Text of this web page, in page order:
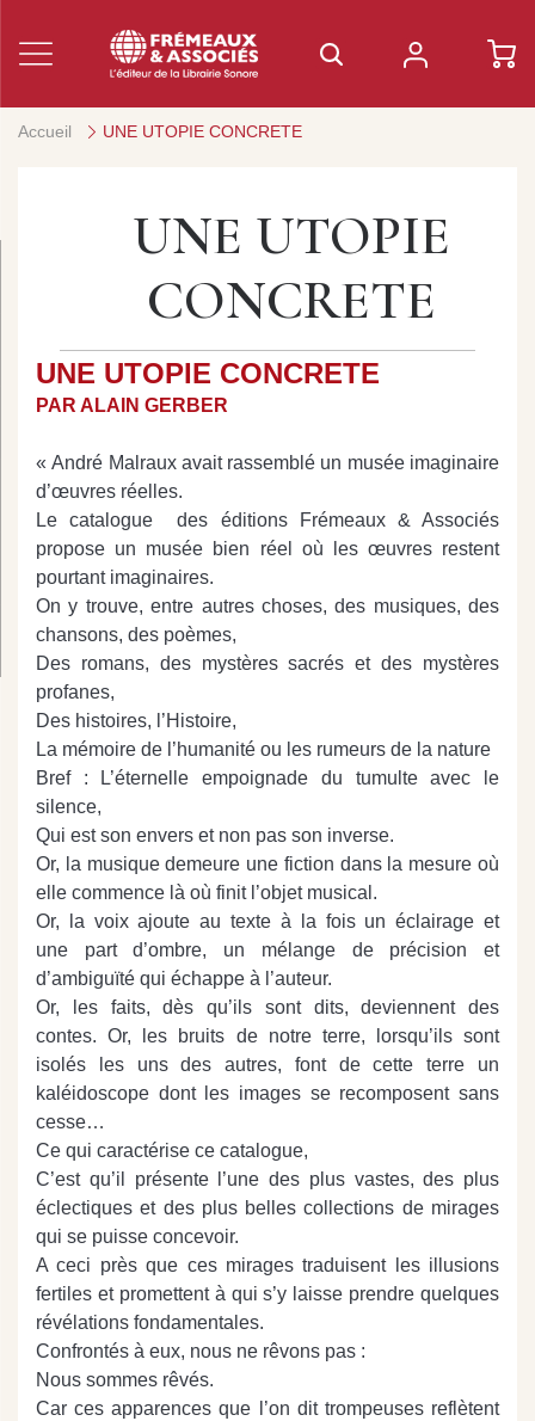
Accueil UNE UTOPIE CONCRETE
UNE UTOPIE
CONCRETE
UNE UTOPIE CONCRETE
PAR ALAIN GERBER
« André Malraux avait rassemblé un musée imaginaire
d’œuvres réelles.
Le catalogue des éditions Frémeaux & Associés
propose un musée bien réel où les œuvres restent
pourtant imaginaires.
On y trouve, entre autres choses, des musiques, des
chansons, des poèmes,
Des romans, des mystères sacrés et des mystères
profanes,
Des histoires, l’Histoire,
La mémoire de l’humanité ou les rumeurs de la nature
Bref : L’éternelle empoignade du tumulte avec le
silence,
Qui est son envers et non pas son inverse.
Or, la musique demeure une fiction dans la mesure où
elle commence là où finit l’objet musical.
Or, la voix ajoute au texte à la fois un éclairage et
une part d’ombre, un mélange de précision et
d’ambiguïté qui échappe à l’auteur.
Or, les faits, dès qu’ils sont dits, deviennent des
contes.Or, les bruits de notre terre, lorsqu’ils sont
isolés les uns des autres, font de cette terre un
kaléidoscope dont les images se recomposent sans
cesse…
Ce qui caractérise ce catalogue,
C’est qu’il présente l’une des plus vastes, des plus
éclectiques et des plus belles collections de mirages
qui se puisse concevoir.
A ceci près que ces mirages traduisent les illusions
fertiles et promettent à qui s’y laisse prendre quelques
révélations fondamentales.
Confrontés à eux, nous ne rêvons pas :
Nous sommes rêvés.
Car ces apparences que l’on dit trompeuses reflètent